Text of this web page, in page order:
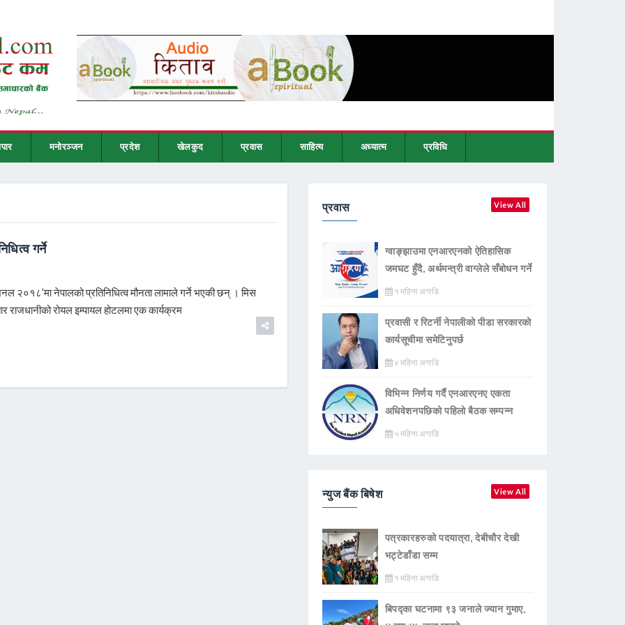
मनोरञ्जन प्रदेश खेलकुद प्रवास साहित्य अध्यात्म प्रविधि
गर्ने
२०१८’मा नेपालको प्रतिनिधित्व मौनता लामाले गर्ने भएकी छन् । मिस
राजधानीको रोयल इम्पायल होटलमा एक कार्यक्रम
प्रवास View All
ग्वाङ्झाउमा एनआरएनको ऐतिहासिक
जमघट हुँदै, अर्थमन्त्री वाग्लेले सँबोधन गर्ने
१ महिना अगाडि
प्रवासी र रिटर्नी नेपालीको पीडा सरकारको
कार्यसूचीमा समेटिनुपर्छ
४ महिना अगाडि
विभिन्न निर्णय गर्दै एनआरएनए एकता
अधिवेशनपछिको पहिलो बैठक सम्पन्न
५ महिना अगाडि
न्युज बैंक बिषेश View All
पत्रकारहरुको पदयात्रा, देबीचौर देखी
भट्टेडाँडा सम्म
१ महिना अगाडि
बिपद्का घटनामा ९३ जनाले ज्यान गुमाए,